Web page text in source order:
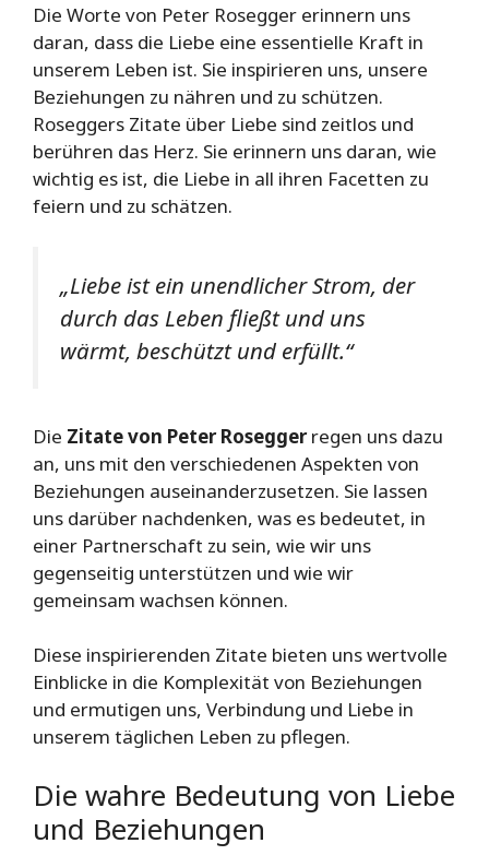
Die Worte von Peter Rosegger erinnern uns
daran, dass die Liebe eine essentielle Kraft in
unserem Leben ist. Sie inspirieren uns, unsere
Beziehungen zu nähren und zu schützen.
Roseggers Zitate über Liebe sind zeitlos und
berühren das Herz. Sie erinnern uns daran, wie
wichtig es ist, die Liebe in all ihren Facetten zu
feiern und zu schätzen.
„Liebe ist ein unendlicher Strom, der
durch das Leben fließt und uns
wärmt, beschützt und erfüllt.“
Die Zitate von Peter Roseggerregen uns dazu
an, uns mit den verschiedenen Aspekten von
Beziehungen auseinanderzusetzen. Sie lassen
uns darüber nachdenken, was es bedeutet, in
einer Partnerschaft zu sein, wie wir uns
gegenseitig unterstützen und wie wir
gemeinsam wachsen können.
Diese inspirierenden Zitate bieten uns wertvolle
Einblicke in die Komplexität von Beziehungen
und ermutigen uns, Verbindung und Liebe in
unserem täglichen Leben zu pflegen.
Die wahre Bedeutung von Liebe
und Beziehungen